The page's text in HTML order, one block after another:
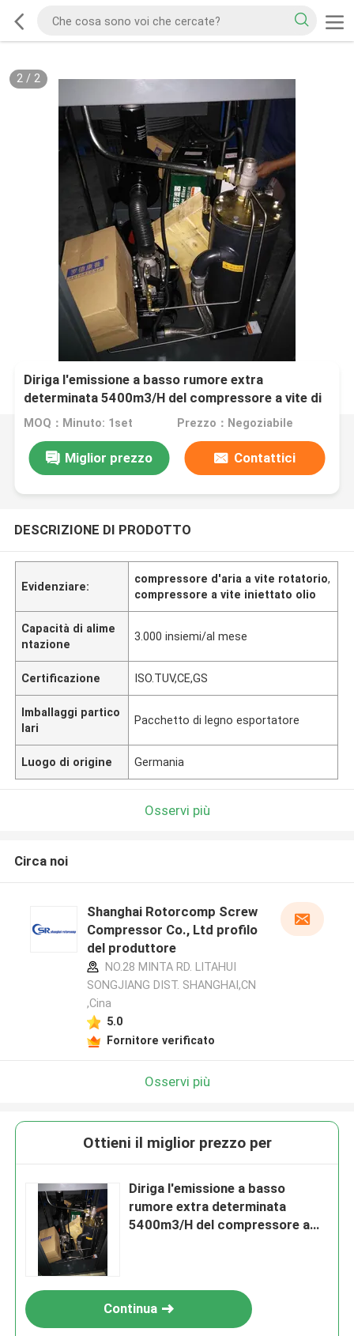
2/ 2
Diriga l'emissione a basso rumore extra
determinata 5400m3/H del compressore a vite di
VSD
MOQ：Minuto: 1set Prezzo：Negoziabile
Miglior prezzo Contattici
DESCRIZIONE DI PRODOTTO
Evidenziare:
compressore d'aria a vite rotatorio,
compressore a vite iniettato olio
Capacità di alime
ntazione
3.000 insiemi/al mese
Certificazione ISO.TUV,CE,GS
Imballaggi partico
lari
Pacchetto di legno esportatore
Luogo di origine Germania
Osservi più
Circa noi
Shanghai Rotorcomp Screw
Compressor Co., Ltd profilo
del produttore
NO.28 MINTA RD. LITAHUI
SONGJIANG DIST. SHANGHAI,CN
,Cina
5.0
Fornitore verificato
Osservi più
Ottieni il miglior prezzo per
Diriga l'emissione a basso
rumore extra determinata
5400m3/H del compressore a
Continua